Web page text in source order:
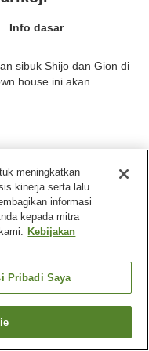
Info dasar
sibuk Shijo dan Gion di
house ini akan
meningkatkan
kinerja serta lalu
informasi
kepada mitra
Kebijakan
Pribadi Saya